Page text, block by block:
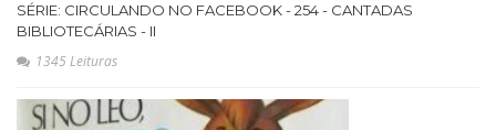
SÉRIE: CIRCULANDO NO FACEBOOK - 254 - CANTADAS
BIBLIOTECÁRIAS - II
1345 Leituras